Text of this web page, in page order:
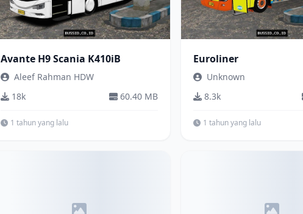
Avante H9 Scania K410iB
Aleef Rahman HDW
18k
60.40 MB
1 tahun yang lalu
Euroliner
Unknown
8.3k
1 tahun yang lalu